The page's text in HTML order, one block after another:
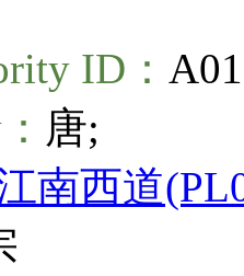
ID：
唐;
南西道